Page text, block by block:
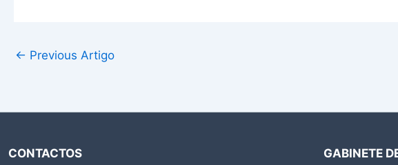
← Previous Artigo
CONTACTOS
GABINETE